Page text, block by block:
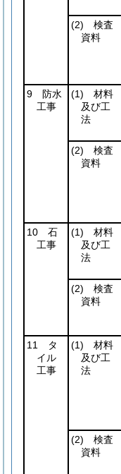
(2) 検査
資料
9 防水
工事
(1) 材料
及び工
法
(2) 検査
資料
10 石
工事
(1) 材料
及び工
法
(2) 検査
資料
11 タ
イル
工事
(1) 材料
及び工
法
(2) 検査
資料